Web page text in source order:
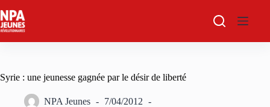
au
contenu
Syrie : une jeunesse gagnée par le désir de liberté
NPA Jeunes
7/04/2012